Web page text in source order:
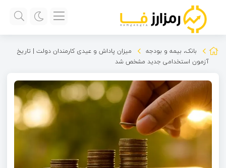
بانک، بیمه و بودجه
میزان پاداش و عیدی کارمندان دولت | تاریخ
آزمون استخدامی جدید مشخص شد